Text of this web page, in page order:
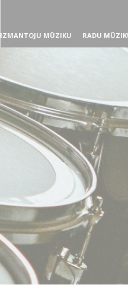
IZMANTOJU MŪZIKU RADU